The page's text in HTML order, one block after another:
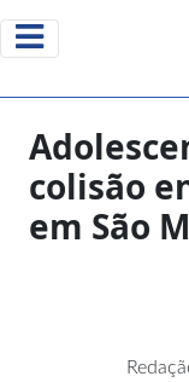
colisão
em São